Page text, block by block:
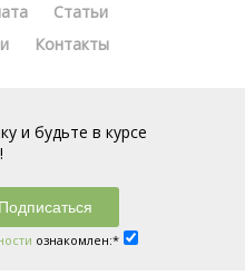
Статьи
Контакты
и будьте в курсе
ознакомлен:*